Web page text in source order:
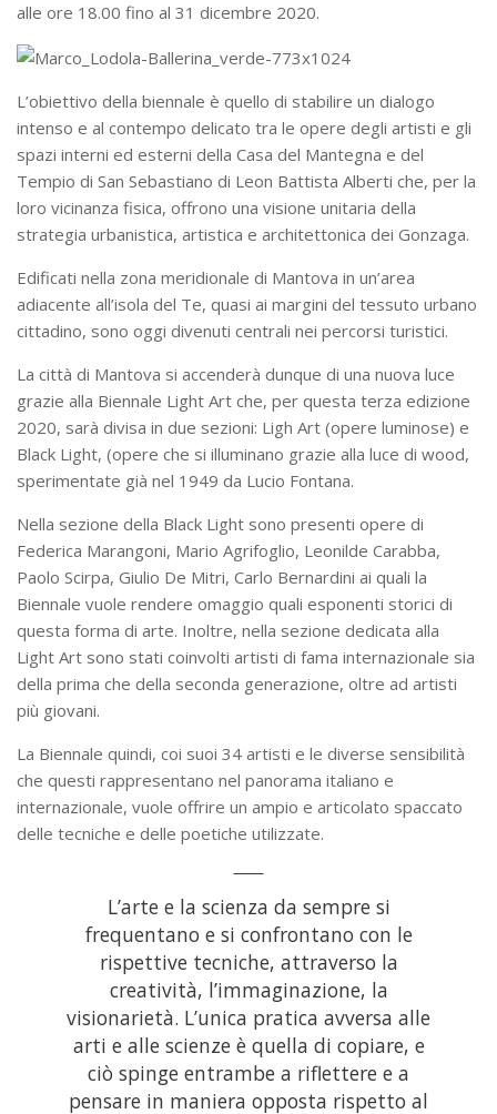
alle ore 18.00 fino al 31 dicembre 2020.
L’obiettivo della biennale è quello di stabilire un dialogo
intenso e al contempo delicato tra le opere degli artisti e gli
spazi interni ed esterni della Casa del Mantegna e del
Tempio di San Sebastiano di Leon Battista Alberti che, per la
loro vicinanza fisica, offrono una visione unitaria della
strategia urbanistica, artistica e architettonica dei Gonzaga.
Edificati nella zona meridionale di Mantova in un’area
adiacente all’isola del Te, quasi ai margini del tessuto urbano
cittadino, sono oggi divenuti centrali nei percorsi turistici.
La città di Mantova si accenderà dunque di una nuova luce
grazie alla Biennale Light Art che, per questa terza edizione
2020, sarà divisa in due sezioni: Ligh Art (opere luminose) e
Black Light, (opere che si illuminano grazie alla luce di wood,
sperimentate già nel 1949 da Lucio Fontana.
Nella sezione della Black Light sono presenti opere di
Federica Marangoni, Mario Agrifoglio, Leonilde Carabba,
Paolo Scirpa, Giulio De Mitri, Carlo Bernardini ai quali la
Biennale vuole rendere omaggio quali esponenti storici di
questa forma di arte. Inoltre, nella sezione dedicata alla
Light Art sono stati coinvolti artisti di fama internazionale sia
della prima che della seconda generazione, oltre ad artisti
più giovani.
La Biennale quindi, coi suoi 34 artisti e le diverse sensibilità
che questi rappresentano nel panorama italiano e
internazionale, vuole offrire un ampio e articolato spaccato
delle tecniche e delle poetiche utilizzate.
L’arte e la scienza da sempre si
frequentano e si confrontano con le
rispettive tecniche, attraverso la
creatività, l’immaginazione, la
visionarietà. L’unica pratica avversa alle
arti e alle scienze è quella di copiare, e
ciò spinge entrambe a riflettere e a
pensare in maniera opposta rispetto al